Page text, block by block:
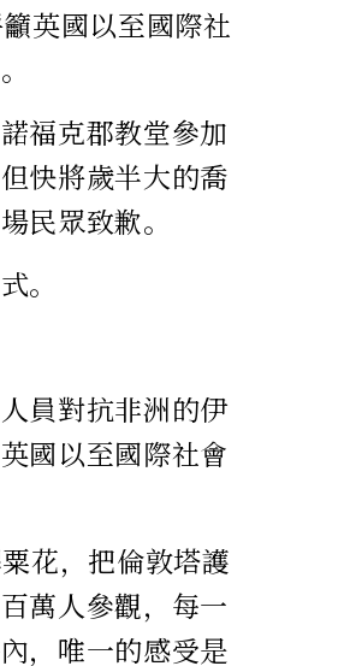
英國以至國際社
福克郡教堂參加
快將歲半大的喬
民眾致歉。
。
員對抗非洲的伊
國以至國際社會
花，把倫敦塔護
萬人參觀，每一
，唯一的感受是